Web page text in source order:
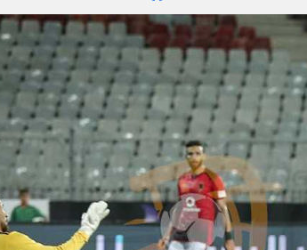
دوري أبطال أوروبا
القسم الثاني
رياضات أخرى
آسيا
أمريكا
ركن الألعاب